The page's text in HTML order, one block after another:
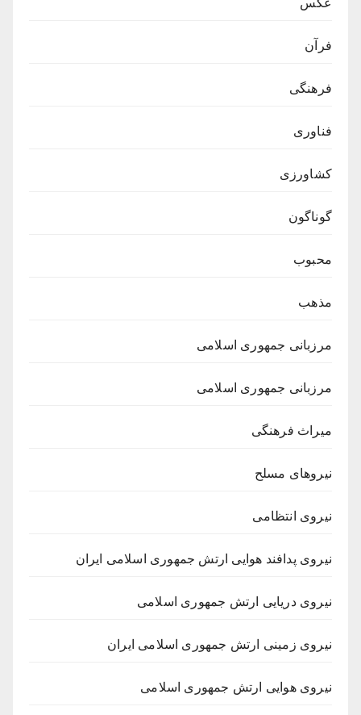
عکس
فرآن
فرهنگی
فناوری
کشاورزی
گوناگون
محبوب
مذهب
مرزبانی جمهوری اسلامی
مرزبانی جمهوری اسلامی
میراث فرهنگی
نیروهای مسلح
نیروی انتظامی
نیروی پدافند هوایی ارتش جمهوری اسلامی ایران
نیروی دریایی ارتش جمهوری اسلامی
نیروی زمینی ارتش جمهوری اسلامی ایران
نیروی هوایی ارتش جمهوری اسلامی